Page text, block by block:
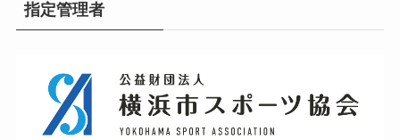
指定管理者